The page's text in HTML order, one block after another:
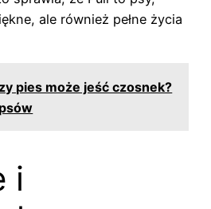
ale również pełne życia
pies może jeść czosnek?
i